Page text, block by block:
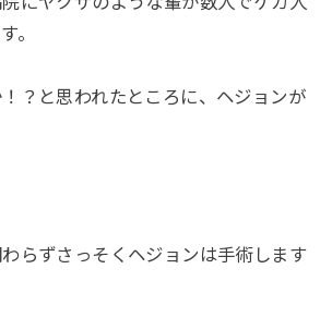
。
？と思われたところに、ヘジョンが
らずさっそくヘジョンは手術します